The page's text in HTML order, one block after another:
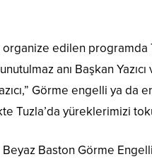
edilen programda
anı Başkan Yazıcı
Görme engelli ya
Tuzla’da yüreklerimizi
Beyaz Baston Görme